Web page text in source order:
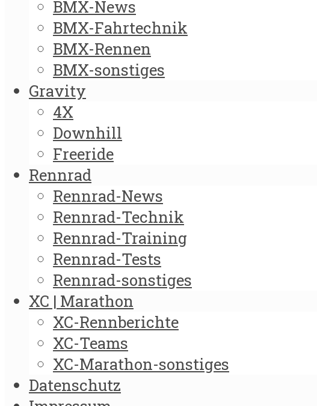
BMX-News
BMX-Fahrtechnik
BMX-Rennen
BMX-sonstiges
Gravity
4X
Downhill
Freeride
Rennrad
Rennrad-News
Rennrad-Technik
Rennrad-Training
Rennrad-Tests
Rennrad-sonstiges
XC | Marathon
XC-Rennberichte
XC-Teams
XC-Marathon-sonstiges
Datenschutz